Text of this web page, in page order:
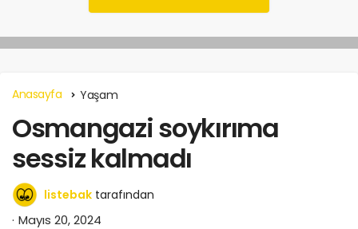
Anasayfa Yaşam
Osmangazi soykırıma
sessiz kalmadı
listebak tarafından
Mayıs 20, 2024